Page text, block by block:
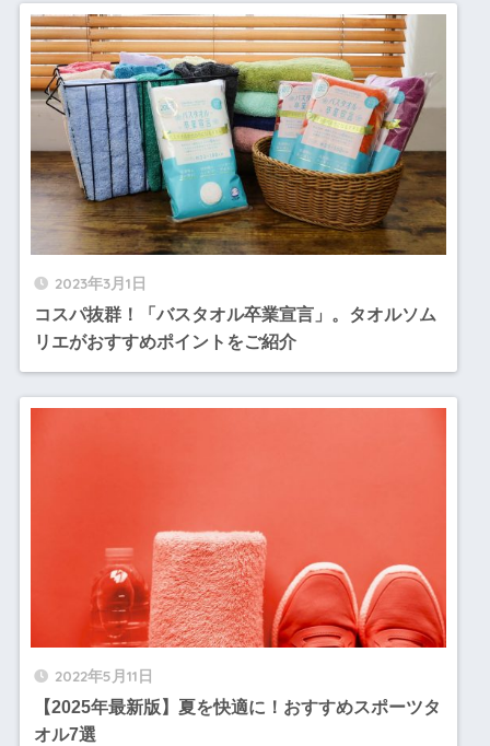
2023年3月1日
コスパ抜群！「バスタオル卒業宣言」。タオルソム
リエがおすすめポイントをご紹介
2022年5月11日
【2025年最新版】夏を快適に！おすすめスポーツタ
オル7選